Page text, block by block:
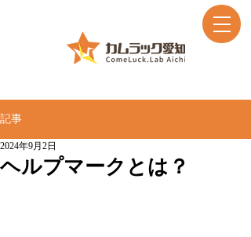
記事
ヘルプマークとは？
2024年9月2日